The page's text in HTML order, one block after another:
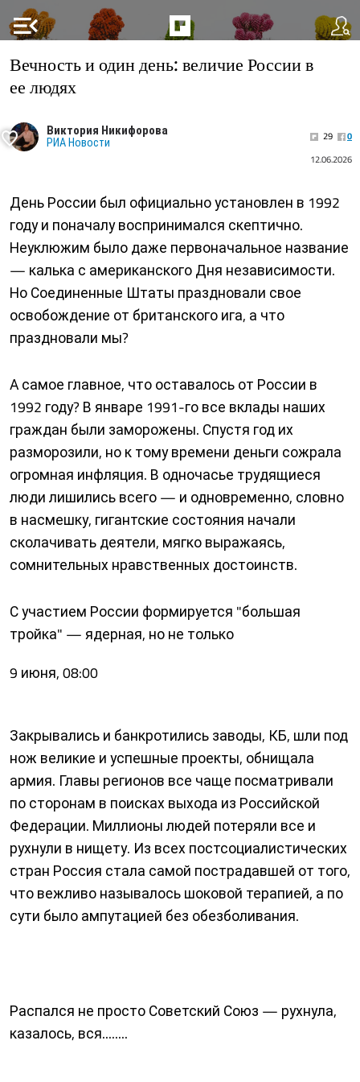
menu_open
Вечность и один день: величие России в
ее людях
Виктория Никифорова
РИА Новости 29
0
12.06.2026
День России был официально установлен в 1992
году и поначалу воспринимался скептично.
Неуклюжим было даже первоначальное название
— калька с американского Дня независимости.
Но Соединенные Штаты праздновали свое
освобождение от британского ига, а что
праздновали мы?
А самое главное, что оставалось от России в
1992 году? В январе 1991-го все вклады наших
граждан были заморожены. Спустя год их
разморозили, но к тому времени деньги сожрала
огромная инфляция. В одночасье трудящиеся
люди лишились всего — и одновременно, словно
в насмешку, гигантские состояния начали
сколачивать деятели, мягко выражаясь,
сомнительных нравственных достоинств.
С участием России формируется "большая
тройка" — ядерная, но не только
9 июня, 08:00
Закрывались и банкротились заводы, КБ, шли под
нож великие и успешные проекты, обнищала
армия. Главы регионов все чаще посматривали
по сторонам в поисках выхода из Российской
Федерации. Миллионы людей потеряли все и
рухнули в нищету. Из всех постсоциалистических
стран Россия стала самой пострадавшей от того,
что вежливо называлось шоковой терапией, а по
сути было ампутацией без обезболивания.
Распался не просто Советский Союз — рухнула,
казалось, вся........